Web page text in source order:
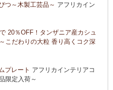
ガ・書籍
ばなし〈全3巻〉」
柄入荷！〈大判復刻版〉入
トリック柄など5つのカテゴリ
ンガ 人気柄が限定数再入荷！
限
！
つ～木製工芸品～ アフリカイン
20％OFF！タンザニア産カシュ
こだわりの大粒 香り高くコク深
プレート アフリカインテリアコ
限定入荷～